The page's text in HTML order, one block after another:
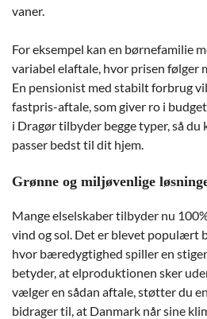
vaner.
For eksempel kan en børnefamilie
variabel elaftale, hvor prisen følger
En pensionist med stabilt forbrug
fastpris-aftale, som giver ro i
i Dragør tilbyder begge typer, så du
passer bedst til dit hjem.
Grønne og miljøvenlige
Mange elselskaber tilbyder nu
vind og sol. Det er blevet populært
hvor bæredygtighed spiller en
betyder, at elproduktionen sker
vælger en sådan aftale, støtter du
bidrager til, at Danmark når sine